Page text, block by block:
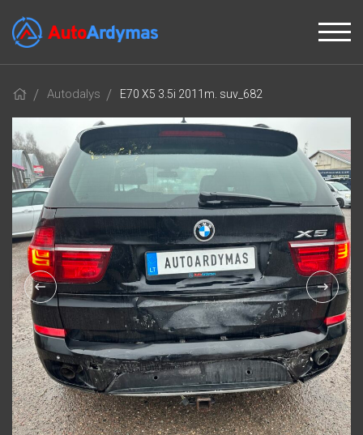
Autodalys E70 X5 3.5i 2011m. suv_682